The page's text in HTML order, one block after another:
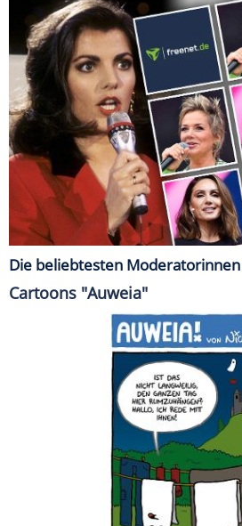
Die beliebtesten
Cartoons "Auweia"